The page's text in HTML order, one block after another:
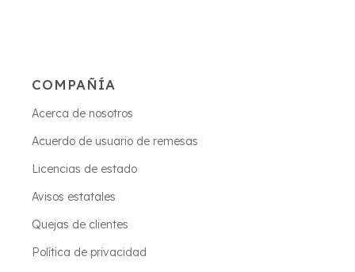
COMPAÑÍA
Acerca de nosotros
Acuerdo de usuario de remesas
Licencias de estado
Avisos estatales
Quejas de clientes
Política de privacidad